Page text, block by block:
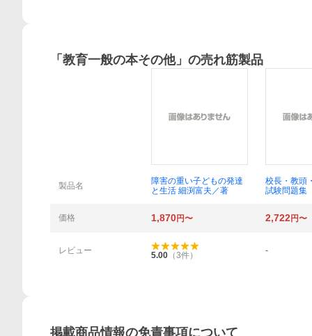
「 教育一般の本その他」の売れ筋製品
製品名
障害の重い子どもの発達
と生活 細渕富夫／著
校長・教頭
試験問題
眞二／監
価格 1,870円〜 2,722円〜
レビュー
5.00 （3件） -
掲載商品情報の免責事項について